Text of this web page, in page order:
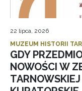
22 lipca, 2026
MUZEUM HISTORII
GDY
NOWOŚCI W